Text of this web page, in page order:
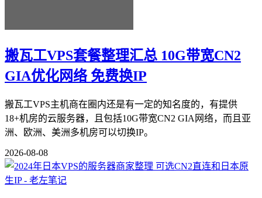
搬瓦工VPS套餐整理汇总 10G带宽CN2
GIA优化网络 免费换IP
搬瓦工VPS主机商在圈内还是有一定的知名度的，有提供
18+机房的云服务器，且包括10G带宽CN2 GIA网络，而且亚
洲、欧洲、美洲多机房可以切换IP。
2026-08-08